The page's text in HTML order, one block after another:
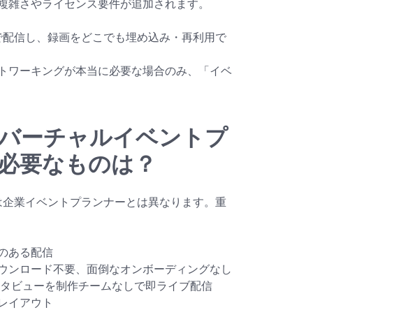
信し、録画をどこでも埋め込み・再利用で
ワーキングが本当に必要な場合のみ、「イベ
ーチャルイベントプ
要なものは？
業イベントプランナーとは異なります。重
ある配信
ロード不要、面倒なオンボーディングなし
ビューを制作チームなしで即ライブ配信
イアウト